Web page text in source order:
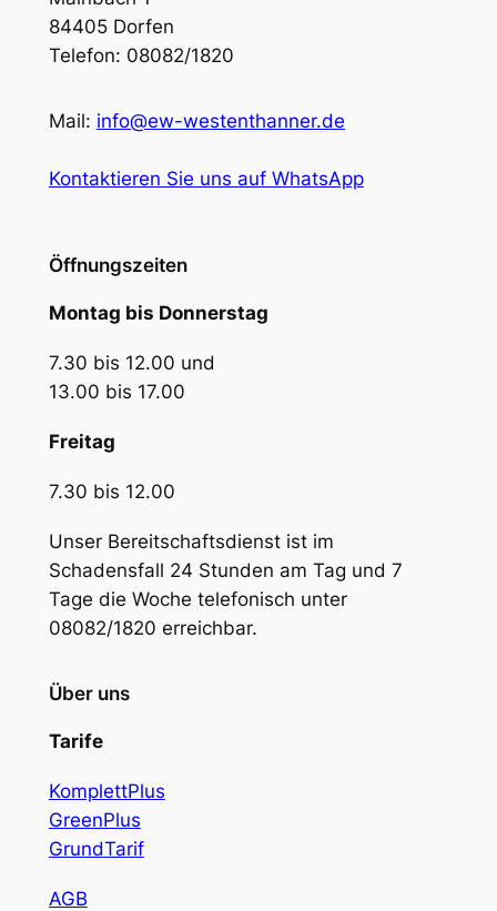
84405 Dorfen
Telefon: 08082/1820
Mail: info@ew-westenthanner.de
Kontaktieren Sie uns auf WhatsApp
Öffnungszeiten
Montag bis Donnerstag
7.30 bis 12.00 und
13.00 bis 17.00
Freitag
7.30 bis 12.00
Unser Bereitschaftsdienst ist im
Schadensfall 24 Stunden am Tag und 7
Tage die Woche telefonisch unter
08082/1820 erreichbar.
Über uns
Tarife
KomplettPlus
GreenPlus
GrundTarif
AGB